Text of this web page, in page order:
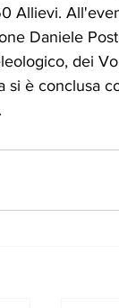
Allievi.
Daniele
dei
si è conclusa